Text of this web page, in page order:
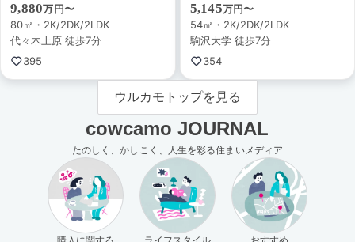
9,880万円〜
80㎡・2K/2DK/2LDK
代々木上原 徒歩7分
395
5,145万円〜
54㎡・2K/2DK/2LDK
駒沢大学 徒歩7分
354
ウルカモトップを見る
cowcamo JOURNAL
たのしく、かしこく、人生を彩る住まいメディア